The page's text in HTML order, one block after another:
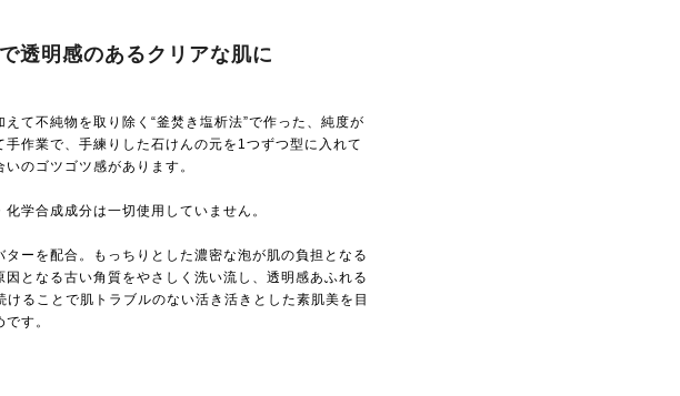
透明感のあるクリアな肌に
て不純物を取り除く“釜焚き塩析法”で作った、純度が
作業で、手練りした石けんの元を1つずつ型に入れて
のゴツゴツ感があります。
学合成成分は一切使用していません。
ーを配合。もっちりとした濃密な泡が肌の負担となる
となる古い角質をやさしく洗い流し、透明感あふれる
ることで肌トラブルのない活き活きとした素肌美を目
す。